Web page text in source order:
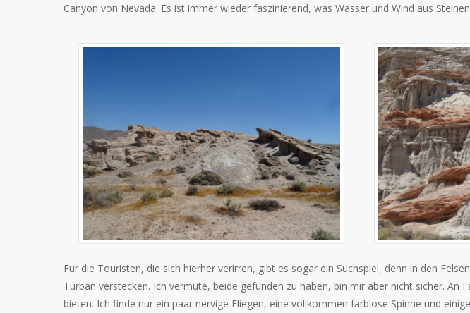
Canyon von Nevada. Es ist immer wieder faszinierend, was Wasser und Wind aus
Für die Touristen, die sich hierher verirren, gibt es sogar ein Suchspiel, denn in den
Turban verstecken. Ich vermute, beide gefunden zu haben, bin mir aber nicht sicher. An
bieten. Ich finde nur ein paar nervige Fliegen, eine vollkommen farblose Spinne und